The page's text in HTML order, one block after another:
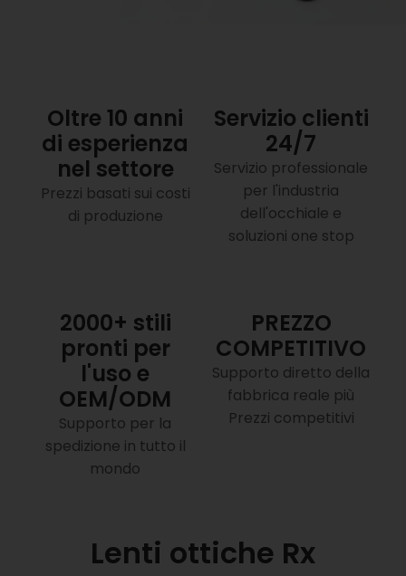
Oltre 10 anni
di esperienza
nel settore
Prezzi basati sui costi
di produzione
Servizio clienti
24/7
Servizio professionale
per l'industria
dell'occhiale e
soluzioni one stop
2000+ stili
pronti per
l'uso e
OEM/ODM
Supporto per la
spedizione in tutto il
mondo
PREZZO
COMPETITIVO
Supporto diretto della
fabbrica reale più
Prezzi competitivi
Lenti ottiche Rx